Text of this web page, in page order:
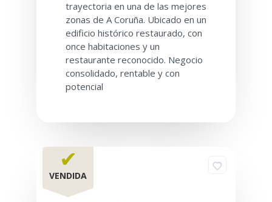
trayectoria en una de las mejores
zonas de A Coruña. Ubicado en un
edificio histórico restaurado, con
once habitaciones y un
restaurante reconocido. Negocio
consolidado, rentable y con
potencial
✔
VENDIDA